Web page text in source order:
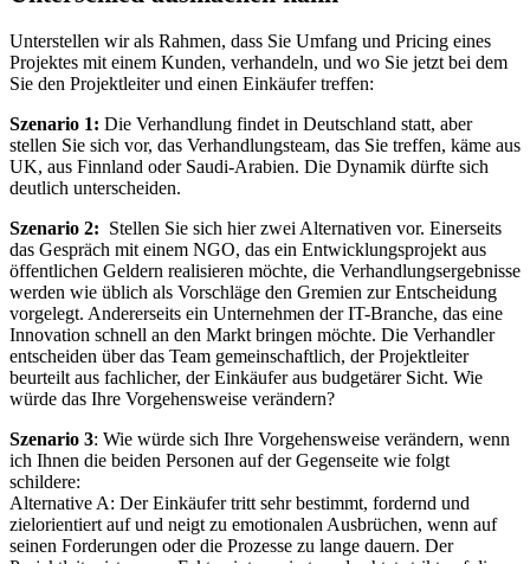
Unterstellen wir als Rahmen, dass Sie Umfang und Pricing eines
Projektes mit einem Kunden, verhandeln, und wo Sie jetzt bei dem
Sie den Projektleiter und einen Einkäufer treffen:
Szenario 1: Die Verhandlung findet in Deutschland statt, aber
stellen Sie sich vor, das Verhandlungsteam, das Sie treffen, käme aus
UK, aus Finnland oder Saudi-Arabien. Die Dynamik dürfte sich
deutlich unterscheiden.
Szenario 2: Stellen Sie sich hier zwei Alternativen vor. Einerseits
das Gespräch mit einem NGO, das ein Entwicklungsprojekt aus
öffentlichen Geldern realisieren möchte, die Verhandlungsergebnisse
werden wie üblich als Vorschläge den Gremien zur Entscheidung
vorgelegt. Andererseits ein Unternehmen der IT-Branche, das eine
Innovation schnell an den Markt bringen möchte. Die Verhandler
entscheiden über das Team gemeinschaftlich, der Projektleiter
beurteilt aus fachlicher, der Einkäufer aus budgetärer Sicht. Wie
würde das Ihre Vorgehensweise verändern?
Szenario 3: Wie würde sich Ihre Vorgehensweise verändern, wenn
ich Ihnen die beiden Personen auf der Gegenseite wie folgt
schildere:
Alternative A: Der Einkäufer tritt sehr bestimmt, fordernd und
zielorientiert auf und neigt zu emotionalen Ausbrüchen, wenn auf
seinen Forderungen oder die Prozesse zu lange dauern. Der